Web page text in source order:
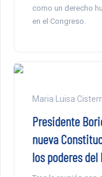
como un derecho
en el Congreso.
Maria Luisa
Presidente
nueva
los poderes del